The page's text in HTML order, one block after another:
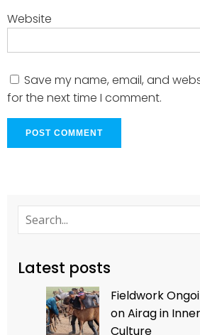
Website
Save my name, email, and
for the next time I comment.
Latest posts
Fieldwork
on Airag in
Culture